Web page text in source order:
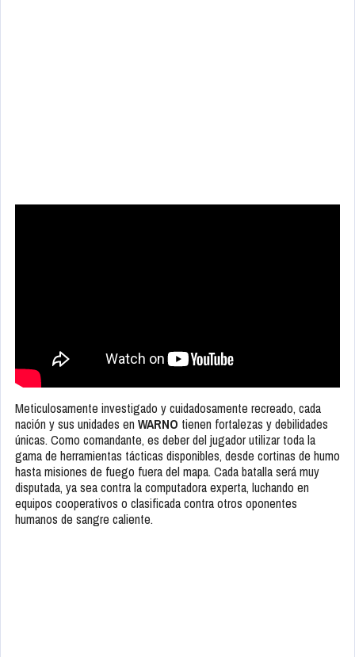
Meticulosamente investigado y cuidadosamente recreado, cada
nación y sus unidades en WARNO tienen fortalezas y debilidades
únicas. Como comandante, es deber del jugador utilizar toda la
gama de herramientas tácticas disponibles, desde cortinas de humo
hasta misiones de fuego fuera del mapa. Cada batalla será muy
disputada, ya sea contra la computadora experta, luchando en
equipos cooperativos o clasificada contra otros oponentes
humanos de sangre caliente.